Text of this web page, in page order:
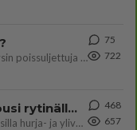
Ystävyys/salainen suhde/molemmat ovat täysin poissuljettuja asioita? Nainen
75
722
Perussuomalaisten kannatus nousi rytinällä Ylen tänään julkaisemassa tuoreimmassa gallup-kyselyssä.
https://yle.fi/a/74-20239449 Perussuomalaisilla hurja- ja ylivoimaisesti suurin nousu tässä uudessa Ylen gallupissa. Kyl
468
657